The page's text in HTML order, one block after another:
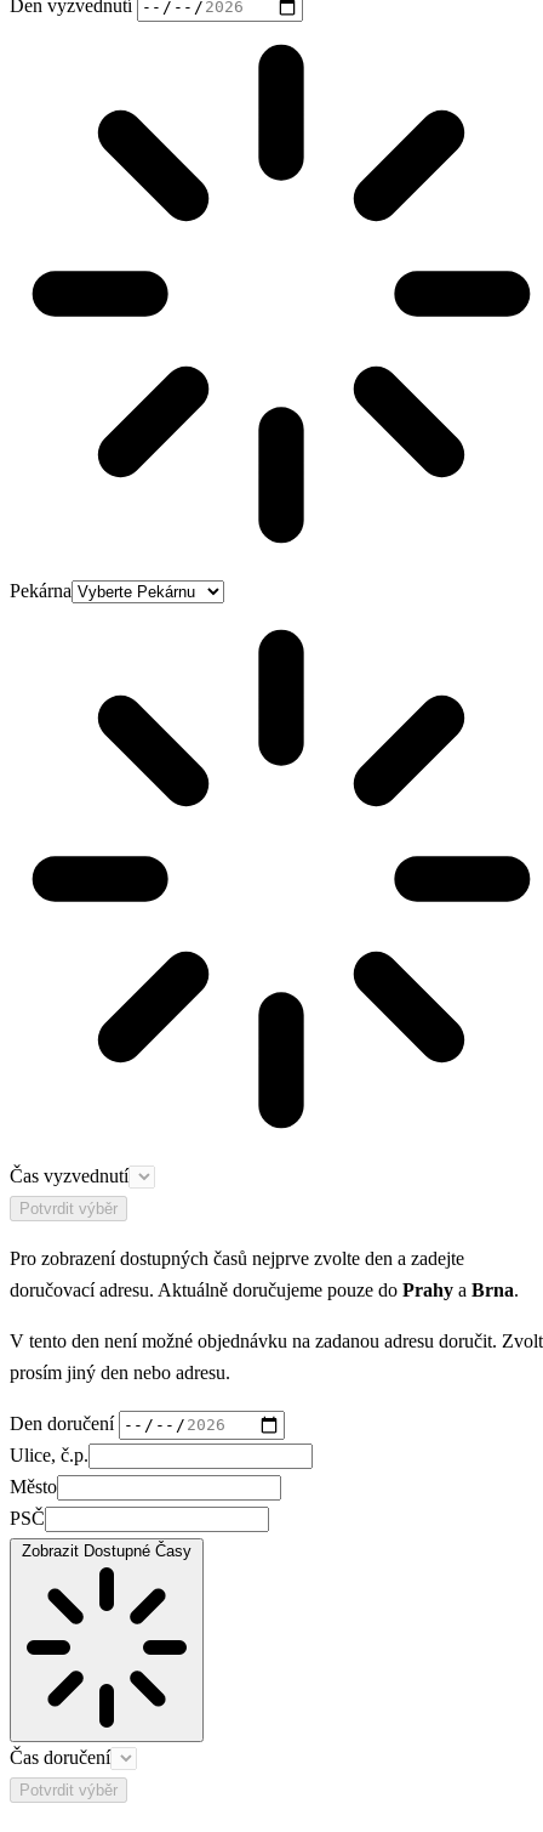
Den vyzvednutí
Pekárna
Čas vyzvednutí
Potvrdit výběr
Pro zobrazení dostupných časů nejprve zvolte den a zadejte
doručovací adresu. Aktuálně doručujeme pouze do Prahy a Brna.
V tento den není možné objednávku na zadanou adresu doručit.
prosím jiný den nebo adresu.
Den doručení
Ulice, č.p.
Město
PSČ
Zobrazit Dostupné Časy
Čas doručení
Potvrdit výběr